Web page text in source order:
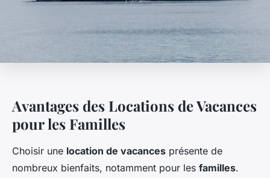
Avantages des Locations de Vacances
pour les Familles
Choisir une location de vacances présente de
nombreux bienfaits, notamment pour les familles.